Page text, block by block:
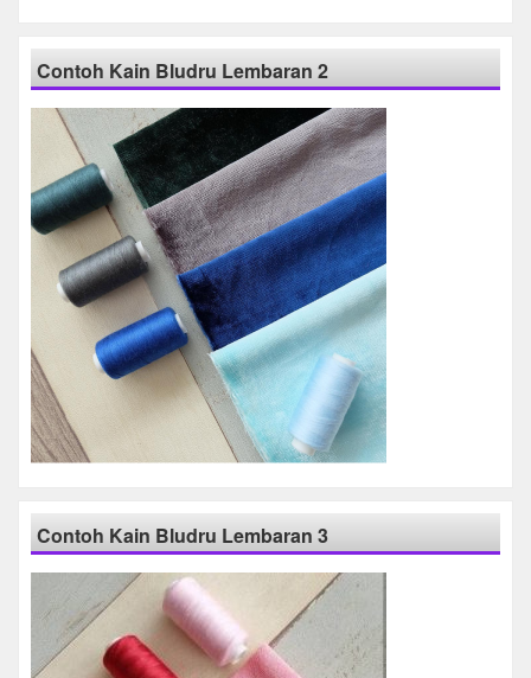
Contoh Kain Bludru Lembaran 2
Contoh Kain Bludru Lembaran 3